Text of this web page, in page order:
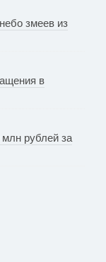
змеев из
в
рублей за